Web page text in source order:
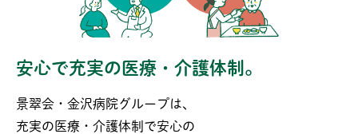
安心で充実の医療・介護体制。
景翠会・金沢病院グループは、
充実の医療・介護体制で安心の